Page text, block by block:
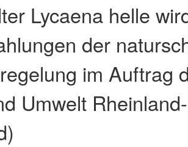
Lycaena helle
der
im Auftrag
Umwelt